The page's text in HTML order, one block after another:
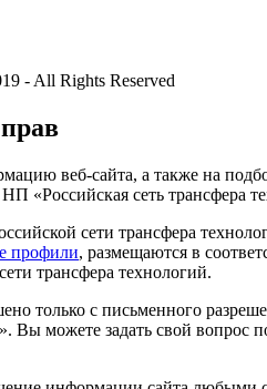
- All Rights Reserved
веб-сайта, а также на
«Российская сеть трансфера
сети трансфера
профили, размещаются в
трансфера технологий.
только с письменного
Вы можете задать свой вопрос